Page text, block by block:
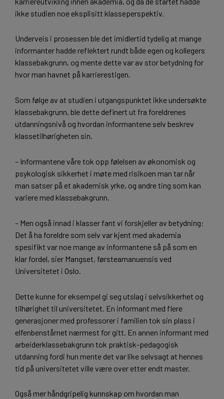
ikke studien noe eksplisitt klasseperspektiv.
Underveis i prosessen ble det imidlertid tydelig at mange
informanter hadde reflektert rundt både egen og kollegers
klassebakgrunn, og mente dette var av stor betydning for
hvor man havnet på karrierestigen.
Som følge av at studien i utgangspunktet ikke undersøkte
klassebakgrunn, ble dette definert ut fra foreldrenes
utdanningsnivå og hvordan informantene selv beskrev
klassetilhørigheten sin.
– Informantene våre tok opp følelsen av økonomisk og
psykologisk sikkerhet i møte med risikoen man tar når
man satser på et akademisk yrke, og andre ting som kan
variere med klassebakgrunn.
– Men også innad i klasser fant vi forskjeller av betydning:
Det å ha foreldre som selv var kjent med akademia
spesifikt var noe mange av informantene så på som en
klar fordel, sier Mangset, førsteamanuensis ved
Universitetet i Oslo.
Dette kunne for eksempel gi seg utslag i selvsikkerhet og
tilhørighet til universitetet. En informant med flere
generasjoner med professorer i familien tok sin plass i
elfenbenstårnet nærmest for gitt. En annen informant med
arbeiderklassebakgrunn tok praktisk-pedagogisk
utdanning fordi hun mente det var like selvsagt at hennes
tid på universitetet ville være over etter endt master.
Også mer håndgripelig kunnskap om hvordan man